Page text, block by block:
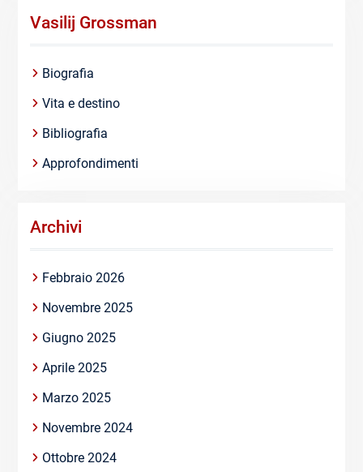
Vasilij Grossman
Biografia
Vita e destino
Bibliografia
Approfondimenti
Archivi
Febbraio 2026
Novembre 2025
Giugno 2025
Aprile 2025
Marzo 2025
Novembre 2024
Ottobre 2024